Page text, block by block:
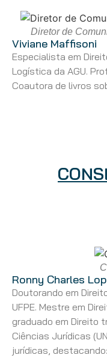
Diretor de
Viviane Maffisoni
Especialista em
Logística da AGU.
Coautora de livros
Ronny Charles
Doutorando em
UFPE. Mestre em
graduado em Direito
Ciências Jurídicas
jurídicas,